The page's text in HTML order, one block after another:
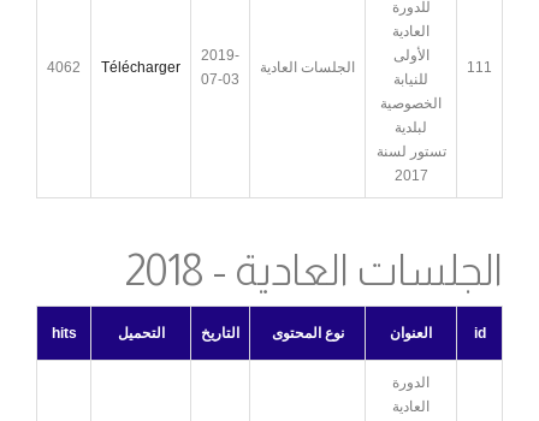
111
للدورة
العادية
الأولى
للنيابة
الخصوصية
لبلدية
تستور لسنة
2017
الجلسات العادية
2019-
07-03
Télécharger
4062
الجلسات العادية - 2018
id العنوان نوع المحتوى التاريخ التحميل hits
الدورة
العادية